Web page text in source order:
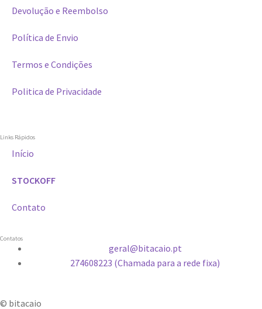
Devolução e Reembolso
Política de Envio
Termos e Condições
Politica de Privacidade
Links Rápidos
Início
STOCKOFF
Contato
Contatos
geral@bitacaio.pt
274608223 (Chamada para a rede fixa)
© bitacaio